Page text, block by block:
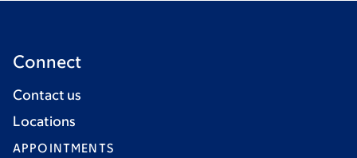
Connect
Contact us
Locations
APPOINTMENTS